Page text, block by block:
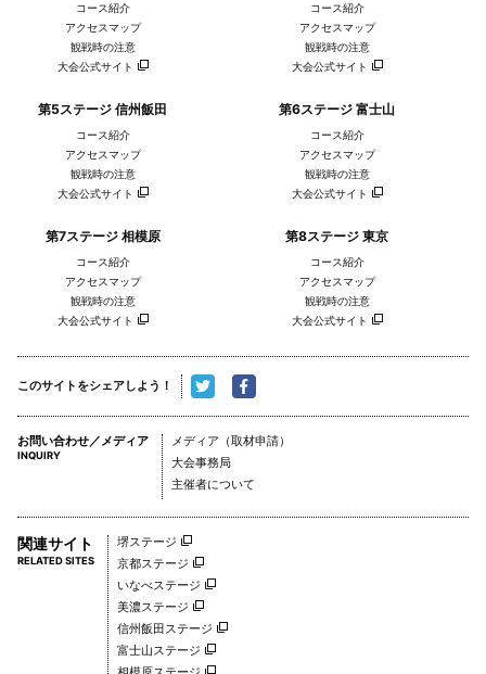
コース紹介
アクセスマップ
観戦時の注意
大会公式サイト
コース紹介
アクセスマップ
観戦時の注意
大会公式サイト
第5ステージ 信州飯田
コース紹介
アクセスマップ
観戦時の注意
大会公式サイト
第6ステージ 富士山
コース紹介
アクセスマップ
観戦時の注意
大会公式サイト
第7ステージ 相模原
コース紹介
アクセスマップ
観戦時の注意
大会公式サイト
第8ステージ 東京
コース紹介
アクセスマップ
観戦時の注意
大会公式サイト
このサイトをシェアしよう！
お問い合わせ／メディア
INQUIRY
メディア（取材申請）
大会事務局
主催者について
関連サイト
RELATED SITES
堺ステージ
京都ステージ
いなべステージ
美濃ステージ
信州飯田ステージ
富士山ステージ